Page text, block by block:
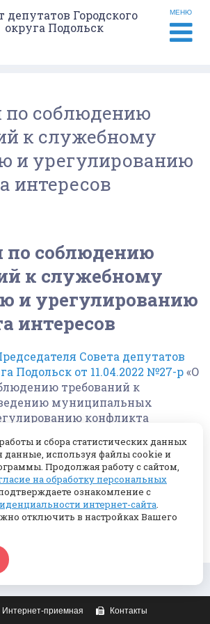
депутатов Городского
округа Подольск
МЕНЮ
по соблюдению
к служебному
и урегулированию
интересов
по соблюдению
к служебному
и урегулированию
интересов
Совета депутатов
Подольск от 11.04.2022 №27-р«О
требований к
муниципальных
конфликта
заседанияКомиссии по
к служебному
служащих и
конфликта интересов в Совете
округа Подольск от
Интернет-приемная Контакты
и сбора статистических данных
данные, используя файлы cookie и
Продолжая работу с сайтом,
на обработку персональных
ознакомление с
интернет-сайта.
отключить в настройках Вашего